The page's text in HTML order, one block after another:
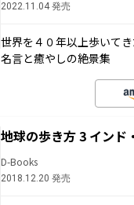
2022.11.04 発売
世界を４０年以上歩いて
名言と癒やしの絶景集
地球の歩き方 3 インド
D-Books
2018.12.20 発売